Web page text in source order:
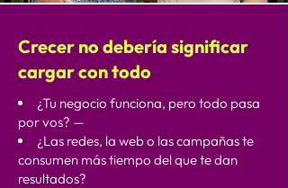
Crecer no debería significar
cargar con todo
¿Tu negocio funciona, pero todo pasa
por vos? —
¿Las redes, la web o las campañas te
consumen más tiempo del que te dan
resultados?